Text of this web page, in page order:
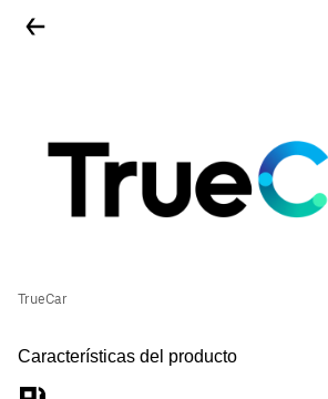
TrueCar
Características del producto